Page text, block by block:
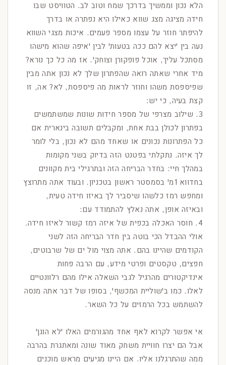
הלא נכון וממשיך בדרכך שמח וטוב לב. הטוויסט שבו
חידה מציגה מצג שווא כאילו היא נפתרה או בדרך
להיפתר חוזר על עצמו מספר פעמים. איכות מצגי השווא
נעה בין 'יצא להם ככה בטעות' לבין 'איפה שהוא מישהו
מסתכל עליך, אוכל פופקורן וצוחק'. אז מה כל כך נורא?
מיד אחרי שאתה רואה שהפתרון שלך לא נכון אתה מבין
שפיספסת משהו וחוזר לראות מה פיספסת, לא? אה, זו
קצת בעיה, כי יש:
3. שילוב מצרפי של מספר חידות שונות שמשתמשים
בפתרון לכולן בבת אחת, ומקבלים תשובה בינארית אם
כל הפתרונות נכונים או שאחד מהם לא נכון, בלי לומר
לך איזה. נתקלתי בפטנט הזה בדיוק בשני מקומות
במהלך חיי: בחדר הבריחה הזה ובתרגילי בית מקוונים
בחדווא 1מ' בסמסטר ראשון בטכניון. ובעוד אתה מתרוצץ
ומחפש רמז כלשהו שיסביר לך באיזו חידה טעית,
ובאיזה אופן, אתה נאלץ להתמודד עם:
4. חוסר האכלה בכפית של איזה רמז קשור לאיזו חידה.
אולי ההבדל הכי בוטה בין חדר הבריחה הזה לשני
הקודמים שהיינו בהם. אתה מצוי מול ים של שרבוטים,
חפצים, טקסטים ופרטי מידע, עם הרבה פחות
אינדיקטורים מהרגיל לגבי השאלה אילו מהם רלוונטיים
לאלו. כמו ב'שוליית המכשף', בסופו של דבר אתה מנסה
להשתמש בכל הרמזים על כל השאר.
אי אפשר לקרוא לאף אחד מהגורמים האלו 'לא הוגן'
אבל הם יצרו חוויית משחק מאוד שונה ומאתגרת בהרבה
ממה שהתרגלנו אליו. אם היינו מגיעים מראש מוכנים